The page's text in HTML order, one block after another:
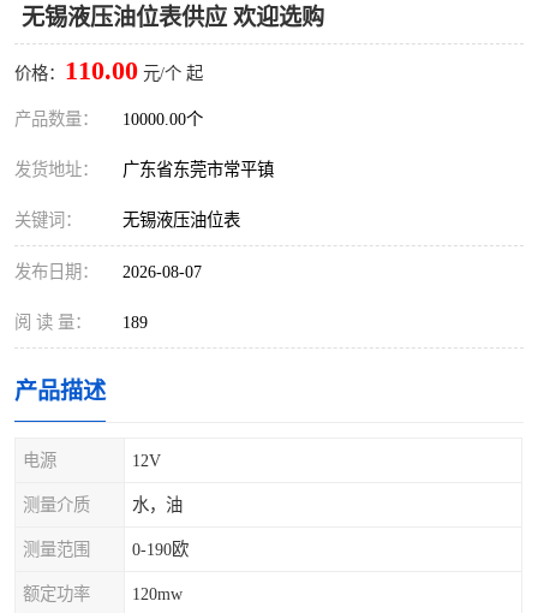
无锡液压油位表供应 欢迎选购
价格： 110.00 元/个 起
产品数量： 10000.00个
发货地址： 广东省东莞市常平镇
关键词： 无锡液压油位表
发布日期： 2026-08-07
阅 读 量： 189
产品描述
电源 12V
测量介质 水，油
测量范围 0-190欧
额定功率 120mw